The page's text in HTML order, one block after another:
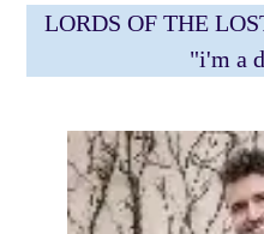
LORDS OF THE
"i'm a